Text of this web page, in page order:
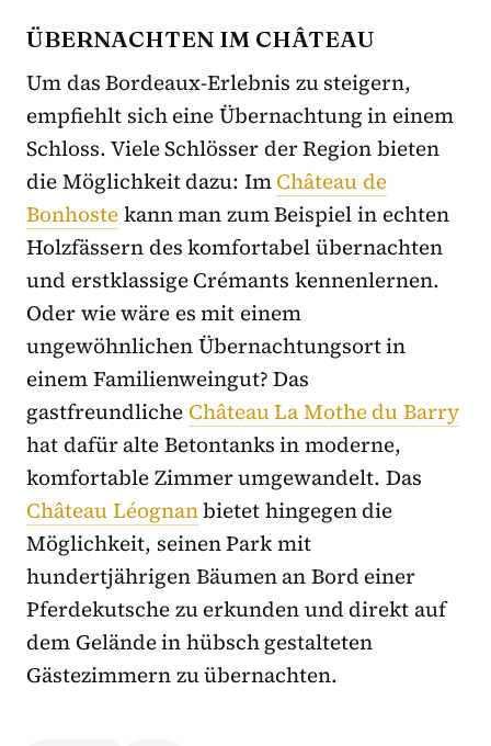
ÜBERNACHTEN IM CHÂTEAU
Um das Bordeaux-Erlebnis zu steigern,
empfiehlt sich eine Übernachtung in einem
Schloss. Viele Schlösser der Region bieten
die Möglichkeit dazu: ImChâteau de
Bonhostekann man zum Beispiel in echten
Holzfässern des komfortabel übernachten
und erstklassige Crémants kennenlernen.
Oder wie wäre es mit einem
ungewöhnlichen Übernachtungsort in
einem Familienweingut? Das
gastfreundliche Château La Mothe du Barry
hat dafür alte Betontanks in moderne,
komfortable Zimmer umgewandelt. Das
Château Léognanbietet hingegen die
Möglichkeit, seinen Park mit
hundertjährigen Bäumen an Bord einer
Pferdekutsche zu erkunden und direkt auf
dem Gelände in hübsch gestalteten
Gästezimmern zu übernachten.